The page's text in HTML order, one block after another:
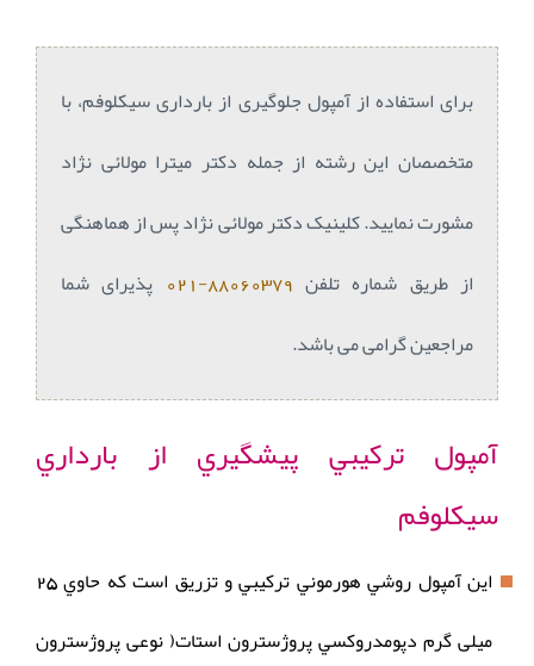
برای استفاده از آمپول جلوگیری از بارداری سیکلوفم، با
متخصصان این رشته از جمله دکتر میترا مولائی نژاد
مشورت نمایید. کلینیک دکتر مولائی نژاد پس از هماهنگی
از طریق شماره تلفن 88060379-021
پذیرای شما
مراجعین گرامی می باشد.
آمپول تركيبي پيشگيري از بارداري
سیکلوفم
این آمپول روشي هورموني تركيبي و تزريق است که حاوي 25
میلی گرم دپومدروكسي پروژسترون استات( نوعی پروژسترون